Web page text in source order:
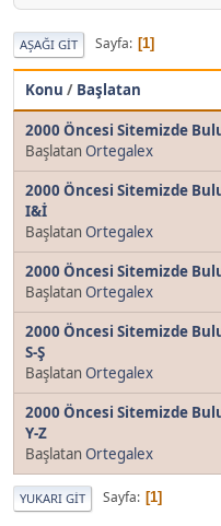
AŞAĞI GIT Sayfa 1
Konu / Başlatan
2000 Öncesi Sitemizde
BaşlatanOrtegalex
2000 Öncesi Sitemizde
I&İ
BaşlatanOrtegalex
2000 Öncesi Sitemizde
BaşlatanOrtegalex
2000 Öncesi Sitemizde
S-Ş
BaşlatanOrtegalex
2000 Öncesi Sitemizde
Y-Z
BaşlatanOrtegalex
YUKARI GIT Sayfa 1